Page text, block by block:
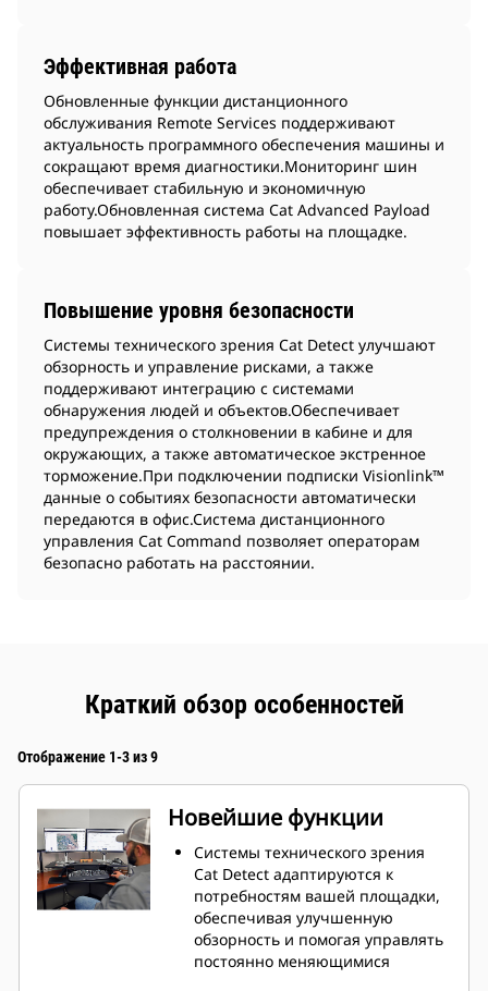
Эффективная работа
Обновленные функции дистанционного
обслуживания Remote Services поддерживают
актуальность программного обеспечения машины и
сокращают время диагностики.Мониторинг шин
обеспечивает стабильную и экономичную
работу.Обновленная система Cat Advanced Payload
повышает эффективность работы на площадке.
Повышение уровня безопасности
Системы технического зрения Cat Detect улучшают
обзорность и управление рисками, а также
поддерживают интеграцию с системами
обнаружения людей и объектов.Обеспечивает
предупреждения о столкновении в кабине и для
окружающих, а также автоматическое экстренное
торможение.При подключении подписки Visionlink™
данные о событиях безопасности автоматически
передаются в офис.Система дистанционного
управления Cat Command позволяет операторам
безопасно работать на расстоянии.
Краткий обзор особенностей
Отображение 1-3 из 9
Новейшие функции
Системы технического зрения
Cat Detect адаптируются к
потребностям вашей площадки,
обеспечивая улучшенную
обзорность и помогая управлять
постоянно меняющимися